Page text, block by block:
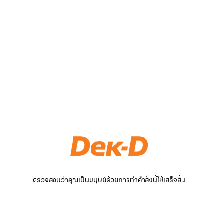
ตรวจสอบว่าคุณเป็นมนุษย์ด้วยการทำคำสั่งนี้ให้เสร็จสิ้น